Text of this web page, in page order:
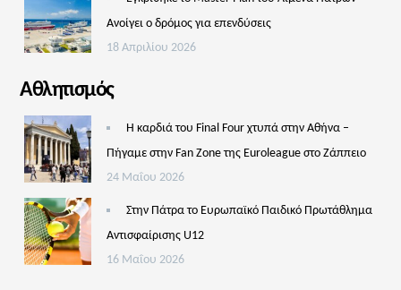
Aνοίγει ο δρόμος για επενδύσεις
18 Απριλίου 2026
Αθλητισμός
Η καρδιά του Final Four χτυπά στην Αθήνα –
Πήγαμε στην Fan Zone της Euroleague στο Ζάππειο
24 Μαΐου 2026
Στην Πάτρα το Ευρωπαϊκό Παιδικό Πρωτάθλημα
Αντισφαίρισης U12
16 Μαΐου 2026